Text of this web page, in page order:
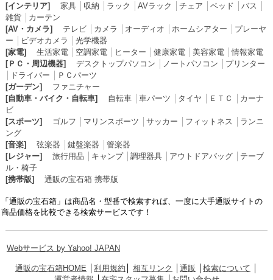
[インテリア]
家具│ 収納 ラック AVラック チェア ベッド バス
雑貨│ カーテン
[AV・カメラ]
テレビ│ カメラ オーディオ ホームシアター
プレーヤ
ー
ビデオカメラ
光学機器
[家電]
生活家電│ 空調家電│ ヒーター 健康家電│ 美容家電│情報家電
[ＰＣ・周辺機器]
デスクトップパソコン ノートパソコン
プリンター
ドライバー
ＰＣパーツ
[ガーデン]
ファニチャー
[自動車・バイク・自転車]
自転車│ 車パーツ タイヤ ＥＴＣ
カーナ
ビ
[スポーツ]
ゴルフ マリンスポーツ サッカー フィットネス
ランニ
ング
[音楽]
弦楽器 鍵盤楽器
管楽器
[レジャー]
旅行用品 キャンプ│ 調理器具│ アウトドアバッグ│ テーブ
ル・椅子
[携帯版]
通販の宝石箱 携帯版
「通販の宝石箱」は商品名・型番で検索すれば、一度に大手通販サイトの
商品価格を比較できる検索サービスです！
Webサービス by Yahoo! JAPAN
通販の宝石箱HOME 利用規約 相互リンク 通販 検索について